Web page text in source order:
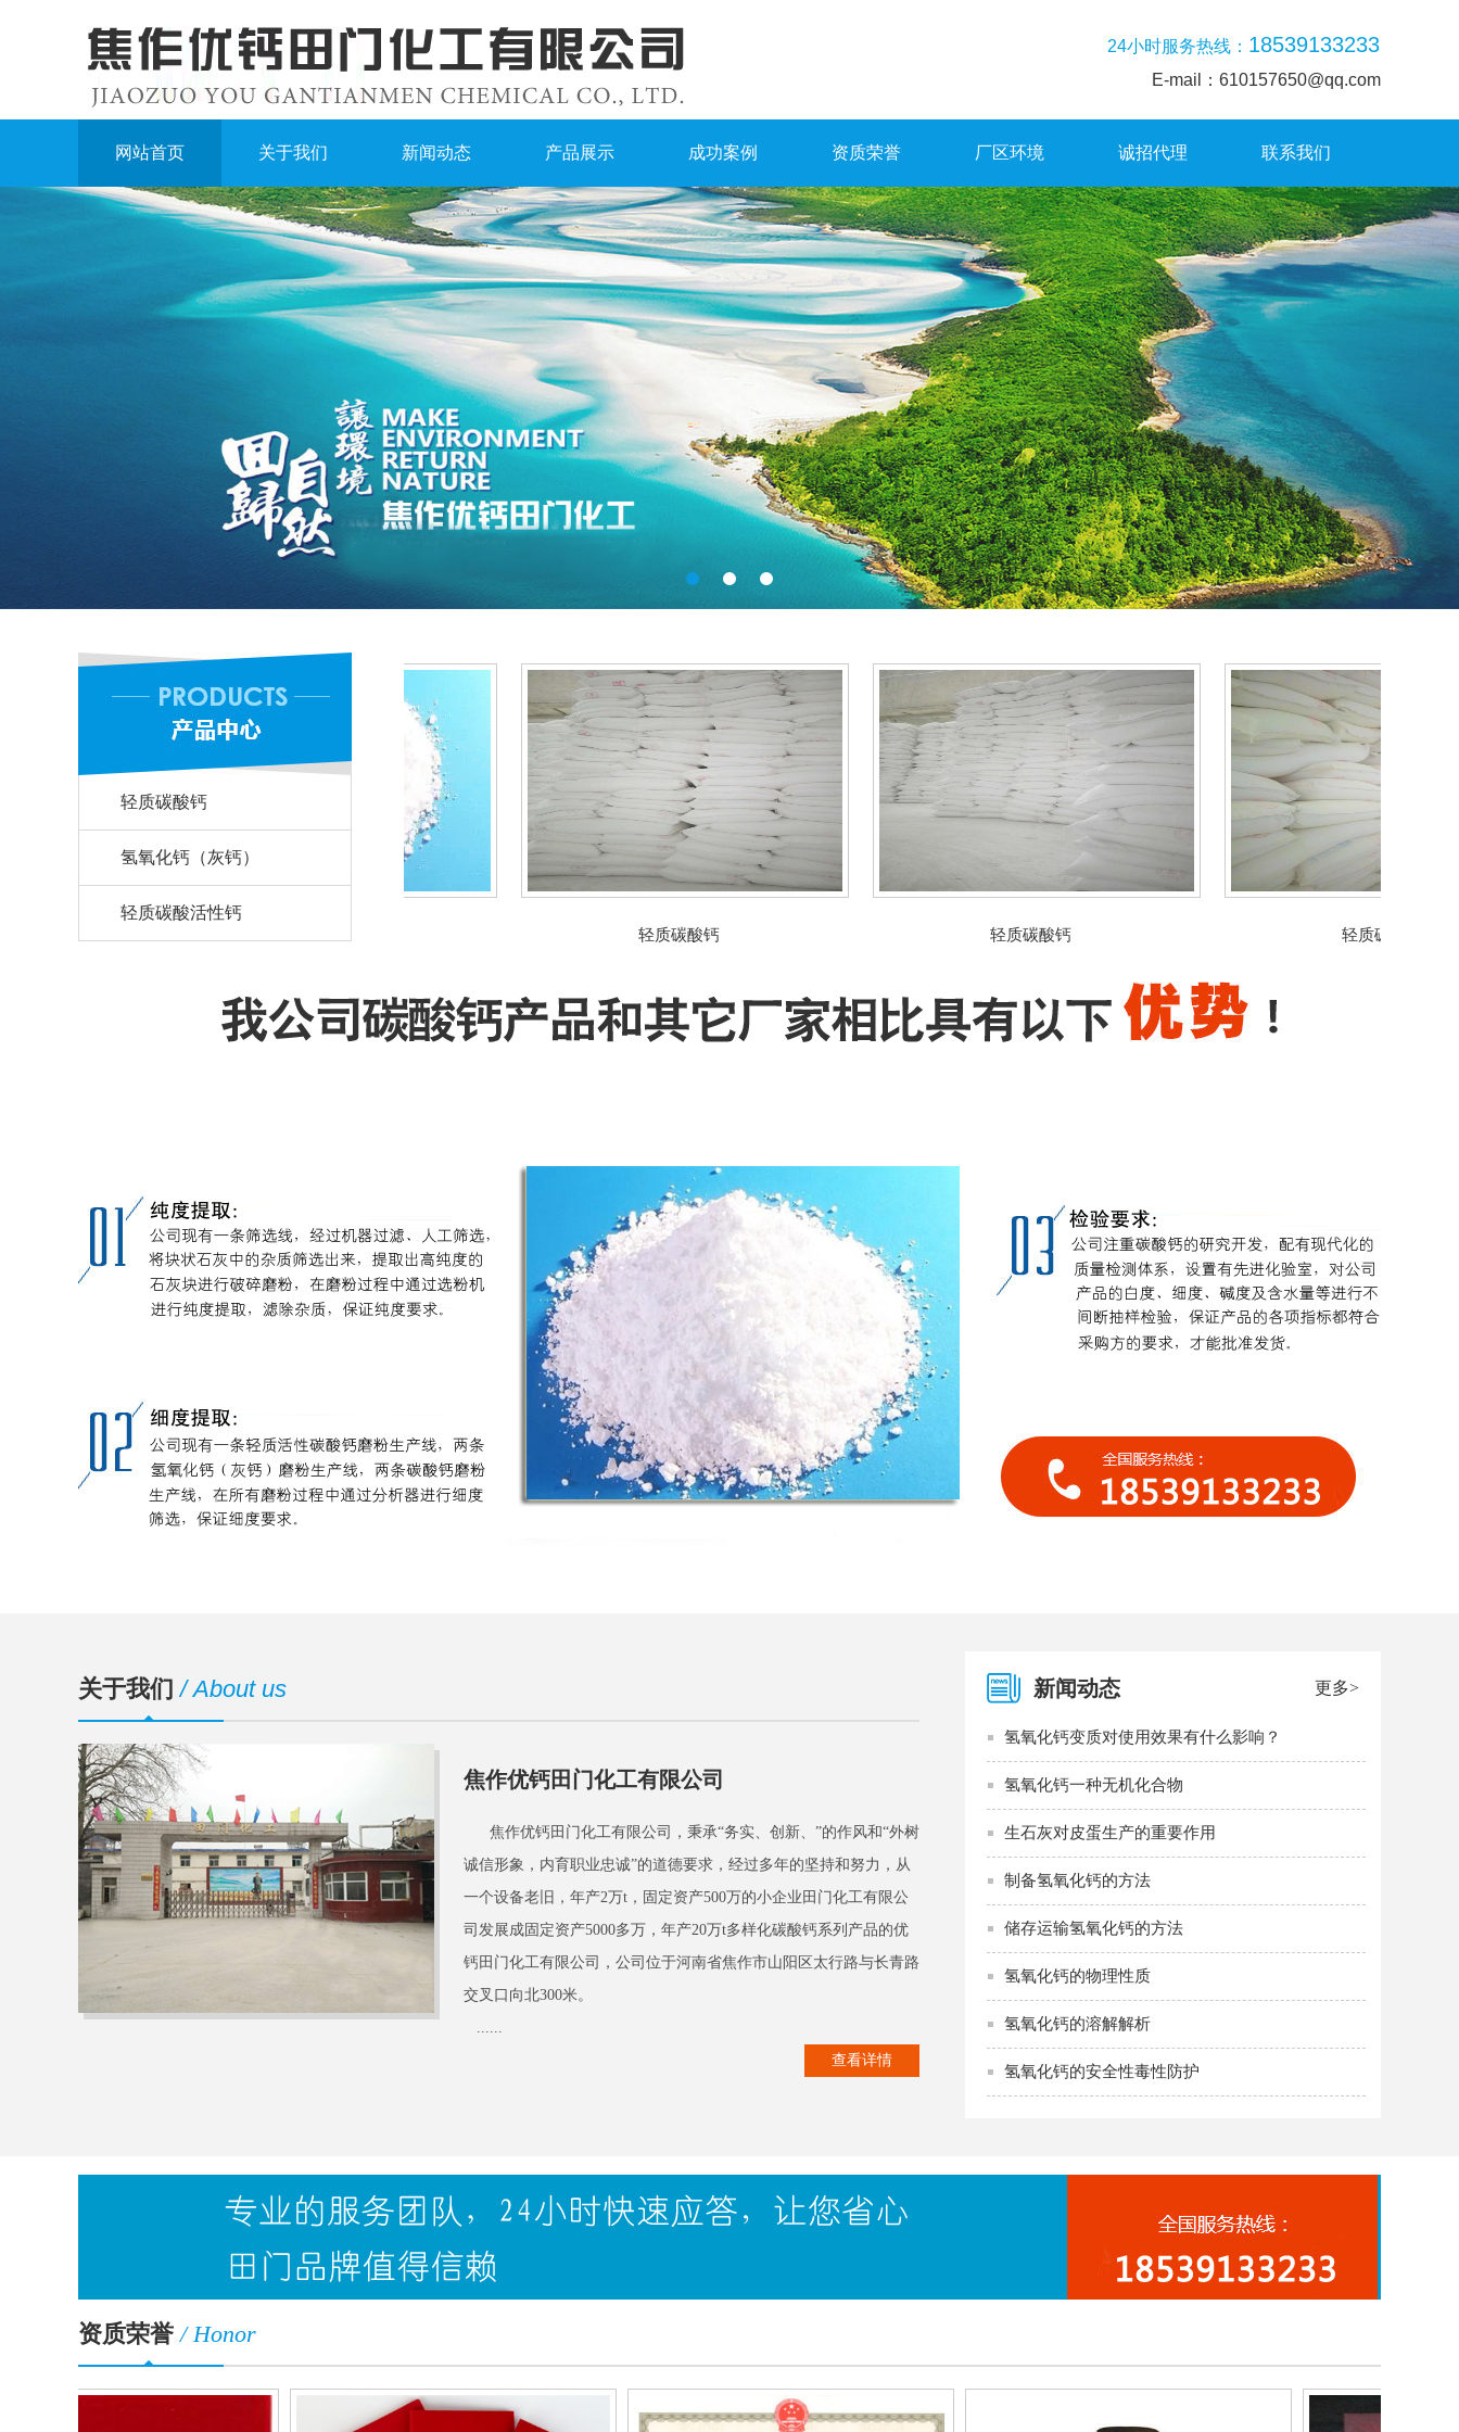
24小时服务热线： 18539133233
E-mail：610157650@qq.com
网站首页 关于我们 新闻动态 产品展示 成功案例 资质荣誉 厂区环境 诚招代理 联系我们
轻质碳酸钙
氢氧化钙（灰钙）
轻质碳酸活性钙
轻质碳酸钙 轻质碳酸钙 轻质碳酸钙
关于我们 / About us
焦作优钙田门化工有限公司
焦作优钙田门化工有限公司，秉承“务实、创新、”的作风和“外树
诚信形象，内育职业忠诚”的道德要求，经过多年的坚持和努力，从
一个设备老旧，年产2万t，固定资产500万的小企业田门化工有限公
司发展成固定资产5000多万，年产20万t多样化碳酸钙系列产品的优
钙田门化工有限公司，公司位于河南省焦作市山阳区太行路与长青路
交叉口向北300米。
......
查看详情
新闻动态 更多>
氢氧化钙变质对使用效果有什么影响？
氢氧化钙一种无机化合物
生石灰对皮蛋生产的重要作用
制备氢氧化钙的方法
储存运输氢氧化钙的方法
氢氧化钙的物理性质
氢氧化钙的溶解解析
氢氧化钙的安全性毒性防护
资质荣誉 / Honor